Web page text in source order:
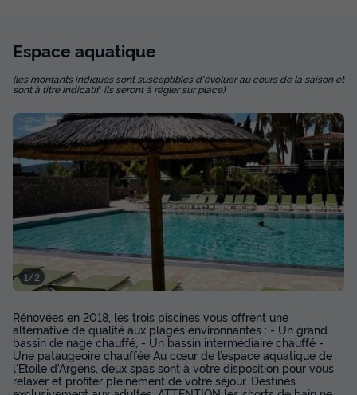
MOBILHOME 6 personnes - Cottage 4
Pièces 6 Personnes Climatisé + TV
Annulation gratuite
Surface
38m²
Adultes
6
Chambres
3
Salle de bain
Animaux autorisés * Cafetière
Chaise longue
Lave-vaisselle
Congélateur
MOBILHOME 6 personnes - Cottage 4 Pièces 6 Personnes
Climatisé + TV
du02/10/2026au 09/10/2026
Meilleur prix pour 7 nuits
Modifier les dates
752,31 €
489 €
Prix de comparaison
-35%
d'économie
Espace aquatique
(les montants indiqués sont susceptibles d'évoluer au cours de la saison et
sont à titre indicatif, ils seront à régler sur place)
1/2
Rénovées en 2018, les trois piscines vous offrent une
alternative de qualité aux plages environnantes : - Un grand
bassin de nage chauffé, - Un bassin intermédiaire chauffé -
Une pataugeoire chauffée Au cœur de l’espace aquatique de
l'Etoile d'Argens, deux spas sont à votre disposition pour vous
relaxer et profiter pleinement de votre séjour. Destinés